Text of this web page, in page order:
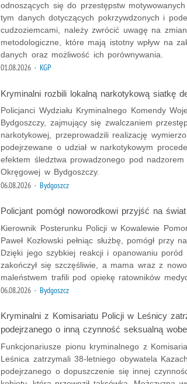
odnoszących się do przestępstw
tym danych dotyczących pokrzywdzonych i
cudzoziemcami, należy zwrócić uwagę na
metodologiczne, które mają istotny wpływ na
danych oraz możliwość ich porównywania.
01.08.2026 · KGP
Kryminalni rozbili lokalną narkotykową siatkę
Policjanci Wydziału Kryminalnego Komendy
Bydgoszczy, zajmujący się zwalczaniem
narkotykowej, przeprowadzili realizację
podejrzewane o udział w narkotykowym
efektem śledztwa prowadzonego pod nadzorem
Okręgowej w Bydgoszczy.
06.08.2026 · Bydgoszcz
Policjant pomógł noworodkowi przyjść na świat
Kierownik Posterunku Policji w Kowalewie
Paweł Kozłowski pełniąc służbę, pomógł przy
Dzięki jego szybkiej reakcji i opanowaniu poród
zakończył się szczęśliwie, a mama wraz z
maleństwem trafili pod opiekę ratowników
06.08.2026 · Bydgoszcz
Kryminalni z Komisariatu Policji w Leśnicy
podejrzanego o inną czynność seksualną
Funkcjonariusze pionu kryminalnego z
Leśnica zatrzymali 38-letniego obywatela
podejrzanego o dopuszczenie się innej